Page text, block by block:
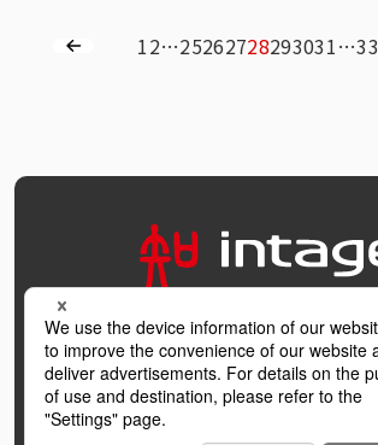
12…25262728293031…33
個人情報保護方針および個人情報の取扱いについて
ウ
AI利活用指針著作権・サイトリンク